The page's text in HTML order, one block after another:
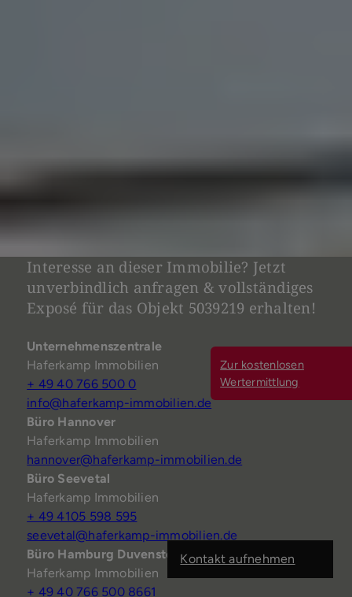
Kontakt aufnehmen
Zur kostenlosen
Wertermittlung
Interesse an dieser Immobilie? Jetzt
unverbindlich anfragen & vollständiges
Exposé für das Objekt 5039219 erhalten!
Unternehmenszentrale
Haferkamp Immobilien
+ 49 40 766 500 0
info@haferkamp-immobilien.de
Büro Hannover
Haferkamp Immobilien
hannover@haferkamp-immobilien.de
Büro Seevetal
Haferkamp Immobilien
+ 49 4105 598 595
seevetal@haferkamp-immobilien.de
Büro Hamburg Duvensted
Haferkamp Immobilien
+ 49 40 766 500 8661